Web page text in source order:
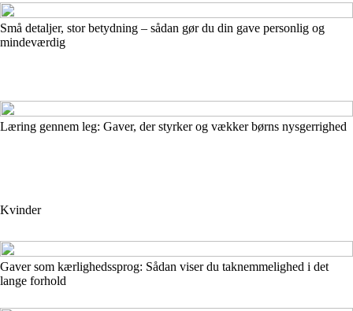
Små detaljer, stor betydning – sådan gør du din gave personlig og
mindeværdig
Læring gennem leg: Gaver, der styrker og vækker børns nysgerrighed
Kvinder
Gaver som kærlighedssprog: Sådan viser du taknemmelighed i det
lange forhold